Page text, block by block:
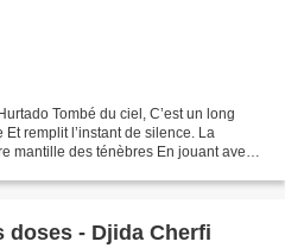
Tombé du ciel, C’est un long
remplit l’instant de silence. La
mantille des ténèbres En jouant avec
doses - Djida Cherfi